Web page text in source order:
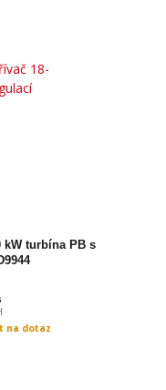
kW turbína PB s
na dotaz